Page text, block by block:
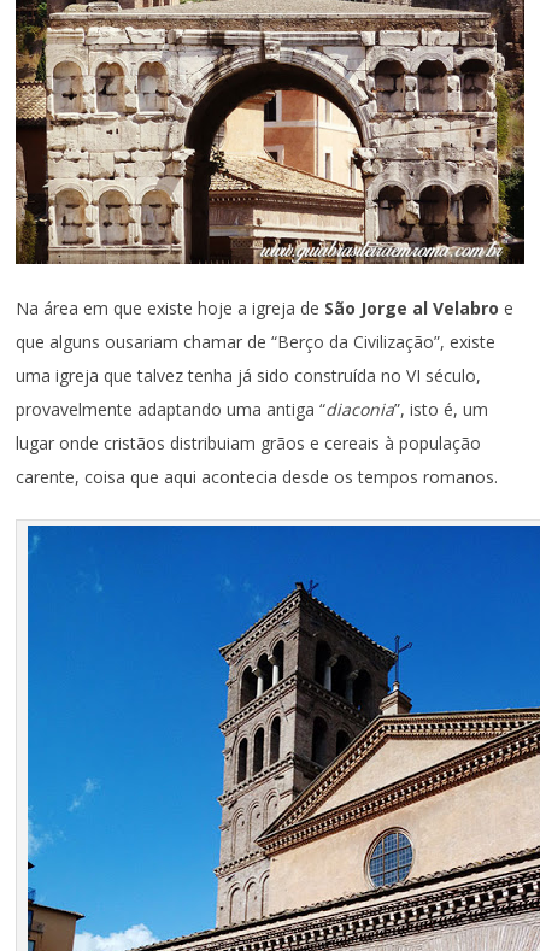
Na área em que existe hoje a igreja de São Jorge al Velabro e
que alguns ousariam chamar de “Berço da Civilização”, existe
uma igreja que talvez tenha já sido construída no VI século,
provavelmente adaptando uma antiga “diaconia”, isto é, um
lugar onde cristãos distribuiam grãos e cereais à população
carente, coisa que aqui acontecia desde os tempos romanos.